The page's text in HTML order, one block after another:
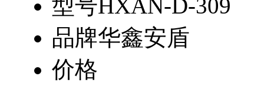
型号HXAN-D-309
品牌华鑫安盾
价格